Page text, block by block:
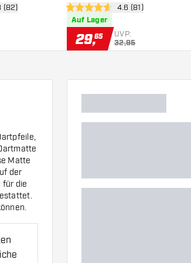
öffnen
(82) Bewertungsbereich
4.6 Bewertungssterne
4.6 (81)
Auf Lager
29,65 UVP:
32,95
Matte
der
für die